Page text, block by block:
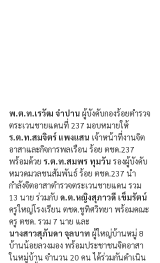
พ.ต.ท.เรวัฒ จำปาน ผู้บังคับกองร้อยตำรวจ
ตระเวนชายแดนที่ 237 มอบหมายให้
ร.ต.ท.สมจิตร์ แพงแสน เจ้าหน้าที่งานจิต
อาสาและกิจการพลเรือน ร้อย ตชด.237
พร้อมด้วย ร.ต.ท.สมพร ทุมวัน รองผู้บังคับ
หมวดมวลชนสัมพันธ์ ร้อย ตชด.237 นำ
กำลังจิตอาสาตำรวจตระเวนชายแดน รวม
13 นาย ร่วมกับ ด.ต.หญิงสุภาวดี เข็มรัตน์
ครูใหญ่โรงเรียน ตชด.ชูทิศวิทยา พร้อมคณะ
ครู ตชด. รวม 7 นาย และ
นางสาวสุภันดา จุลบาท ผู้ใหญ่บ้านหมู่ 8
บ้านน้อยลวงมอง พร้อมประชาชนจิตอาสา
ในหมู่บ้าน จำนวน 20 คน ได้ร่วมกันดำเนิน